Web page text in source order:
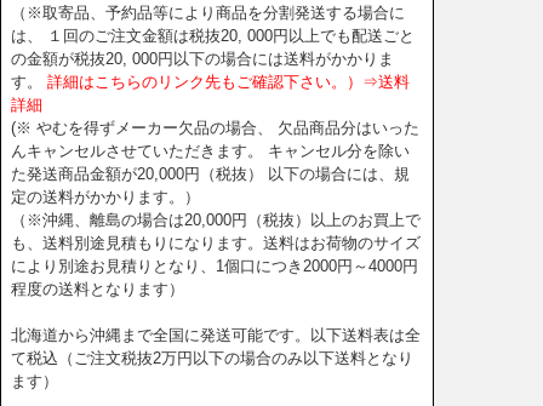
（※取寄品、予約品等により商品を分割発送する場合に
は、 １回のご注文金額は税抜20, 000円以上でも配送ごと
の金額が税抜20, 000円以下の場合には送料がかかりま
す。
詳細はこちらのリンク先もご確認下さい。）⇒送料
詳細
(※ やむを得ずメーカー欠品の場合、 欠品商品分はいった
んキャンセルさせていただきます。 キャンセル分を除い
た発送商品金額が20,000円（税抜） 以下の場合には、規
定の送料がかかります。）
（※沖縄、離島の場合は20,000円（税抜）以上のお買上で
も、送料別途見積もりになります。送料はお荷物のサイズ
により別途お見積りとなり、1個口につき2000円～4000円
程度の送料となります）
北海道から沖縄まで全国に発送可能です。以下送料表は全
て税込（ご注文税抜2万円以下の場合のみ以下送料となり
ます）